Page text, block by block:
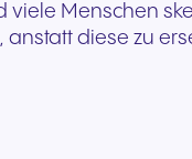
viele Menschen
diese zu